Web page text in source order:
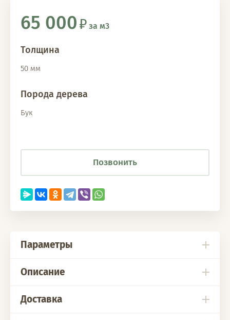
65 000 за м3
Толщина
50 мм
Порода дерева
Бук
Позвонить
Параметры
Описание
Доставка